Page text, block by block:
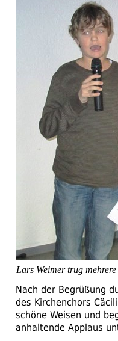
Lars Weimer trug
Nach der Begrüßung
des Kirchenchors
schöne Weisen und
anhaltende Applaus